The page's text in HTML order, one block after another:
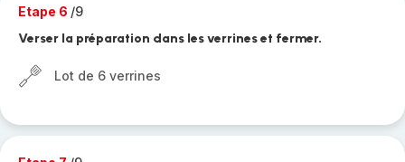
Etape 6 /9
Verser la préparation dans les verrines et fermer.
Lot de 6 verrines